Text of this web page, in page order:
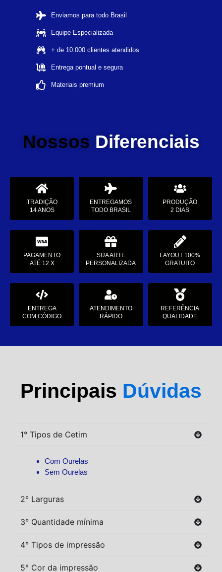
Enviamos para todo Brasil
Equipe Especializada
+ de 10.000 clientes atendidos
Entrega pontual e segura
Materiais premium
Nossos Diferenciais
TRADIÇÃO
14 ANOS
ENTREGAMOS
TODO BRASIL
PRODUÇÃO
2 DIAS
PAGAMENTO
ATÉ 12 X
SUA ARTE
PERSONALIZADA
LAYOUT 100%
GRATUITO
ENTREGA
COM CÓDIGO
ATENDIMENTO
RÁPIDO
REFERÊNCIA
QUALIDADE
Principais Dúvidas
1° Tipos de Cetim
Com Ourelas
Sem Ourelas
2° Larguras
3° Quantidade mínima
4° Tipos de impressão
5° Cor da impressão